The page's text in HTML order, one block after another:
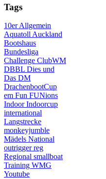
Tags
10erAllgemein
Aquatoll Auckland
Bootshaus
Bundesliga
Challenge ClubWM
DBBL Dies und
Das DM
DrachenbootCup
em Fun FUNions
IndoorIndoorcup
international
Langstrecke
monkeyjumble
Mädels National
outriggerreg
Regional smallboat
Training WMG
Youtube